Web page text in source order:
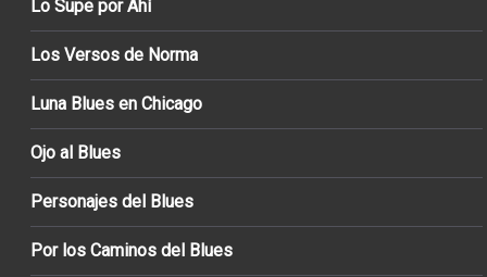
Lo Supe por Ahí
Los Versos de Norma
Luna Blues en Chicago
Ojo al Blues
Personajes del Blues
Por los Caminos del Blues